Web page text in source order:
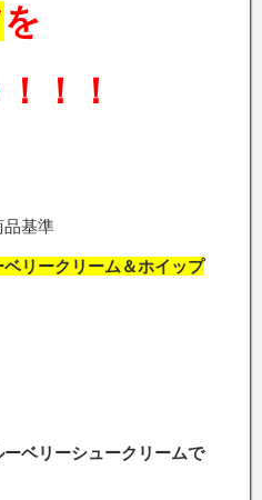
を
！！
品基準
リークリーム＆ホイップ
ベリーシュークリームで